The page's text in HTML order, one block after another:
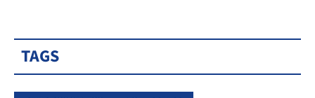
TAGS